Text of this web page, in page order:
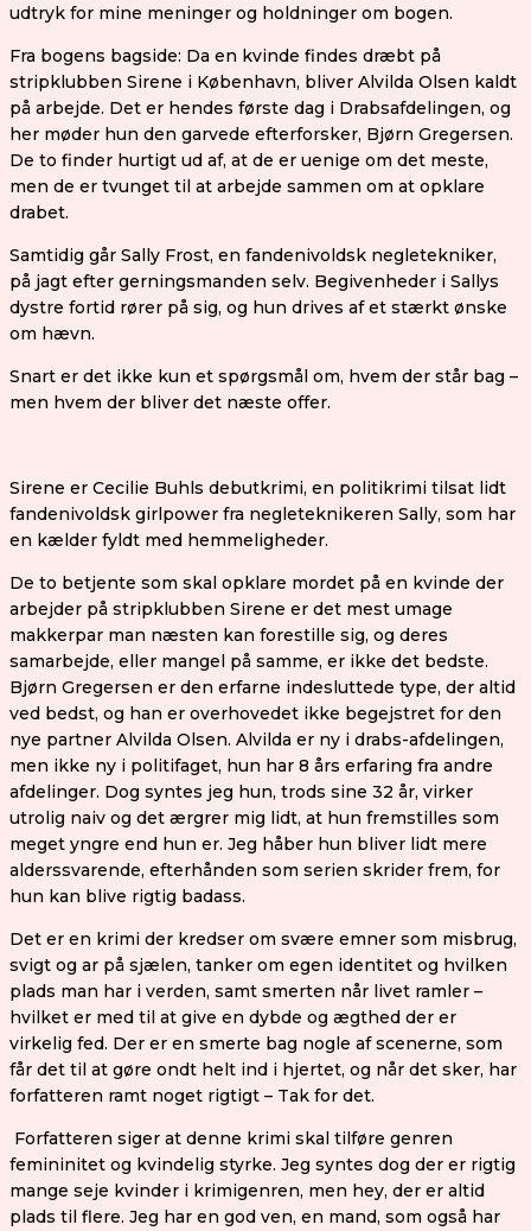
udtryk for mine meninger og holdninger om bogen.
Fra bogens bagside: Da en kvinde findes dræbt på
stripklubben Sirene i København, bliver Alvilda Olsen kaldt
på arbejde. Det er hendes første dag i Drabsafdelingen, og
her møder hun den garvede efterforsker, Bjørn Gregersen.
De to finder hurtigt ud af, at de er uenige om det meste,
men de er tvunget til at arbejde sammen om at opklare
drabet.
Samtidig går Sally Frost, en fandenivoldsk negletekniker,
på jagt efter gerningsmanden selv. Begivenheder i Sallys
dystre fortid rører på sig, og hun drives af et stærkt ønske
om hævn.
Snart er det ikke kun et spørgsmål om, hvem der står bag –
men hvem der bliver det næste offer.
Sirene er Cecilie Buhls debutkrimi, en politikrimi tilsat lidt
fandenivoldsk girlpower fra negleteknikeren Sally, som har
en kælder fyldt med hemmeligheder.
De to betjente som skal opklare mordet på en kvinde der
arbejder på stripklubben Sirene er det mest umage
makkerpar man næsten kan forestille sig, og deres
samarbejde, eller mangel på samme, er ikke det bedste.
Bjørn Gregersen er den erfarne indesluttede type, der altid
ved bedst, og han er overhovedet ikke begejstret for den
nye partner Alvilda Olsen. Alvilda er ny i drabs-afdelingen,
men ikke ny i politifaget, hun har 8 års erfaring fra andre
afdelinger. Dog syntes jeg hun, trods sine 32 år, virker
utrolig naiv og det ærgrer mig lidt, at hun fremstilles som
meget yngre end hun er. Jeg håber hun bliver lidt mere
alderssvarende, efterhånden som serien skrider frem, for
hun kan blive rigtig badass.
Det er en krimi der kredser om svære emner som misbrug,
svigt og ar på sjælen, tanker om egen identitet og hvilken
plads man har i verden, samt smerten når livet ramler –
hvilket er med til at give en dybde og ægthed der er
virkelig fed. Der er en smerte bag nogle af scenerne, som
får det til at gøre ondt helt ind i hjertet, og når det sker, har
forfatteren ramt noget rigtigt – Tak for det.
Forfatteren siger at denne krimi skal tilføre genren
femininitet og kvindelig styrke. Jeg syntes dog der er rigtig
mange seje kvinder i krimigenren, men hey, der er altid
plads til flere. Jeg har en god ven, en mand, som også har